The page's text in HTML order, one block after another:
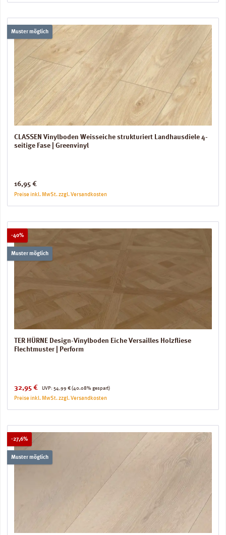
Muster möglich
CLASSEN Vinylboden Weisseiche strukturiert Landhausdiele 4-
seitige Fase | Greenvinyl
Regulärer Preis:
16,95 €
Preise inkl. MwSt. zzgl. Versandkosten
-40%Rabatt
Muster möglich
TER HÜRNE Design-Vinylboden Eiche Versailles Holzfliese
Flechtmuster | Perform
Verkaufspreis:
32,95 € UVP:
Regulärer Preis:
54,99 € (40.08% gespart)
Preise inkl. MwSt. zzgl. Versandkosten
-27,6%Rabatt
Muster möglich